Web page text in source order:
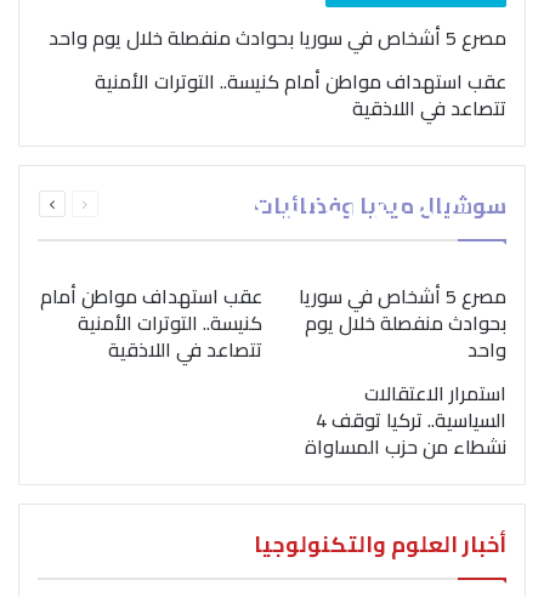
مصرع 5 أشخاص في سوريا بحوادث منفصلة خلال يوم واحد
عقب استهداف مواطن أمام كنيسة.. التوترات الأمنية
تتصاعد في اللاذقية
سوشيال ميديا وفضائيات الصفحةالصفحة
بمناسبة اليوم الدولي..
“الصحة العالمية” تؤكد
ضرورة اتباع نهج متكامل
لمواجهة إدمان المخدرات
مصرع 5 أشخاص في سوريا
بحوادث منفصلة خلال يوم
واحد
عقب استهداف مواطن أمام
كنيسة.. التوترات الأمنية
تتصاعد في اللاذقية
استمرار الاعتقالات
السياسية.. تركيا توقف 4
نشطاء من حزب المساواة
أخبار العلوم والتكنولوجيا